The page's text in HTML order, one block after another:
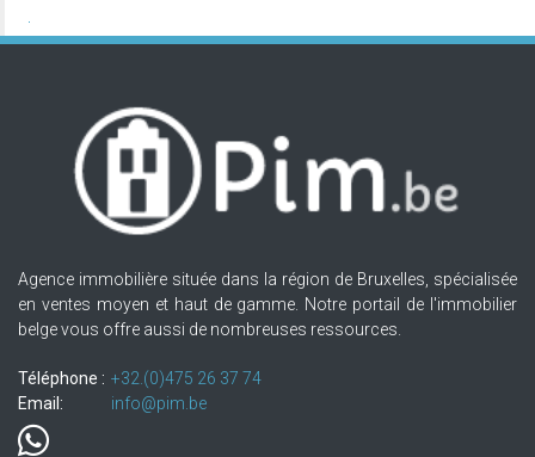
Agence immobilière située dans la région de Bruxelles, spécialisée
en ventes moyen et haut de gamme. Notre portail de l'immobilier
belge vous offre aussi de nombreuses ressources.
Téléphone : +32.(0)475 26 37 74
Email:
info@pim.be